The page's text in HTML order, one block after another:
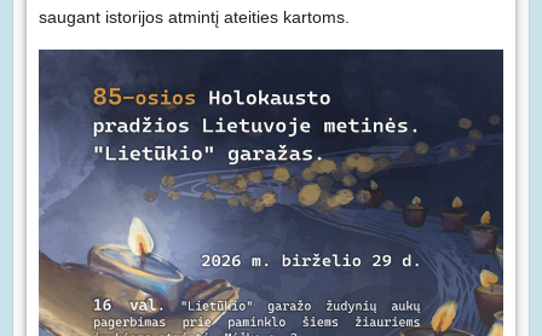
saugant istorijos atmintį ateities kartoms.